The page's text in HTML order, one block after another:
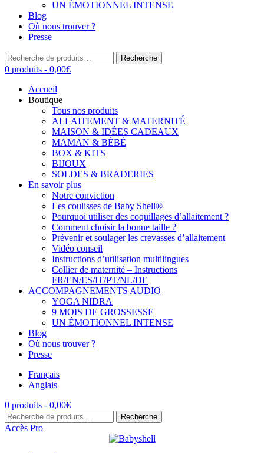
UN ÉMOTIONNEL INTENSE
Blog
Où nous trouver ?
Presse
Recherche
pour :
Recherche
0 produits - 0,00€
Accueil
Boutique
Tous nos produits
ALLAITEMENT & MATERNITÉ
MAISON & IDÉES CADEAUX
MAMAN & BÉBÉ
BOX & KITS
BIJOUX
SOLDES & BRADERIES
En savoir plus
Notre conviction
Les coulisses de Baby Shell®
Pourquoi utiliser des coquillages d’allaitement ?
Comment choisir la bonne taille ?
Prévenir et soulager les crevasses d’allaitement
Vidéo conseil
Instructions d’utilisation multilingues
Collier de maternité – Instructions
FR/EN/ES/IT/PT/NL/DE
ACCOMPAGNEMENTS AUDIO
YOGA NIDRA
9 MOIS DE GROSSESSE
UN ÉMOTIONNEL INTENSE
Blog
Où nous trouver ?
Presse
Français
Anglais
0 produits - 0,00€
Recherche
pour :
Recherche
Accès Pro